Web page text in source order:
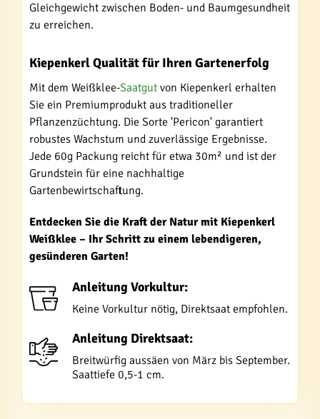
Gleichgewicht zwischen Boden- und Baumgesundheit
zu erreichen.
Kiepenkerl Qualität für Ihren Gartenerfolg
Mit dem Weißklee-Saatgut von Kiepenkerl erhalten
Sie ein Premiumprodukt aus traditioneller
Pflanzenzüchtung. Die Sorte 'Pericon' garantiert
robustes Wachstum und zuverlässige Ergebnisse.
Jede 60g Packung reicht für etwa 30m² und ist der
Grundstein für eine nachhaltige
Gartenbewirtschaftung.
Entdecken Sie die Kraft der Natur mit Kiepenkerl
Weißklee – Ihr Schritt zu einem lebendigeren,
gesünderen Garten!
Anleitung Vorkultur:
Keine Vorkultur nötig, Direktsaat empfohlen.
Anleitung Direktsaat:
Breitwürfig aussäen von März bis September.
Saattiefe 0,5-1 cm.